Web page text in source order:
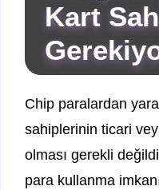
Kart
Chip paralardan
sahiplerinin ticari
olması gerekli
para kullanma